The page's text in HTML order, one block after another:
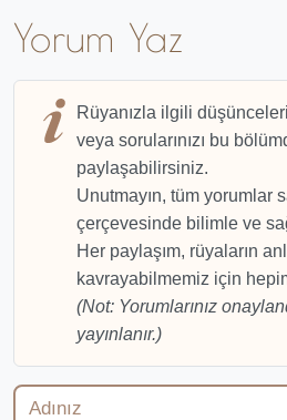
Yorum Yaz
Rüyanızla ilgili
veya sorularınızı bu
paylaşabilirsiniz.
Unutmayın, tüm yorumlar
çerçevesinde bilimle ve
Her paylaşım, rüyaların
kavrayabilmemiz için
(Not: Yorumlarınız
yayınlanır.)